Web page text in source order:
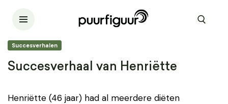
Succesverhalen
Succesverhaal van Henriëtte
Henriëtte (46 jaar) had al meerdere diëten